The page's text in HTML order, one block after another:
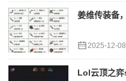
姜维传装备
2025-12-
Lol云顶之弈